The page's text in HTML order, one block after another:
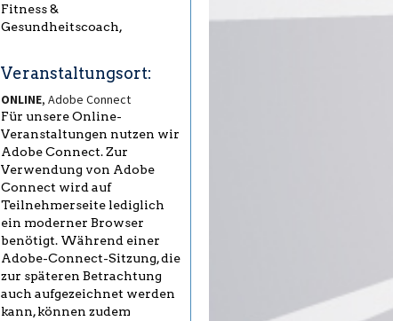
Fitness &
Gesundheitscoach,
Veranstaltungsort:
ONLINE, Adobe Connect
Für unsere Online-
Veranstaltungen nutzen wir
Adobe Connect. Zur
Verwendung von Adobe
Connect wird auf
Teilnehmerseite lediglich
ein moderner Browser
benötigt. Während einer
Adobe-Connect-Sitzung, die
zur späteren Betrachtung
auch aufgezeichnet werden
kann, können zudem